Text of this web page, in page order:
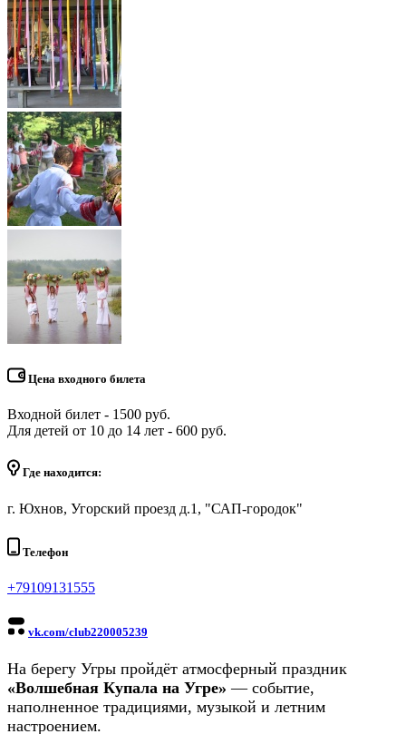
Цена входного билета
Входной билет - 1500 руб.
Для детей от 10 до 14 лет - 600 руб.
Где находится:
г. Юхнов, Угорский проезд д.1, "САП-городок"
Телефон
+79109131555
vk.com/club220005239
На берегу Угры пройдёт атмосферный праздник
«Волшебная Купала на Угре» — событие,
наполненное традициями, музыкой и летним
настроением.